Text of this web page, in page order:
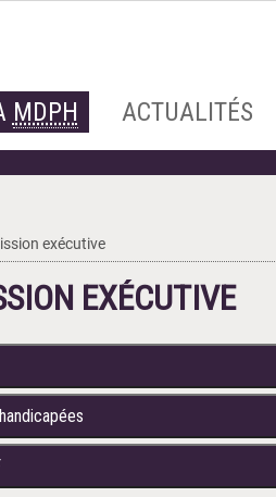
MDPH ACTUALITÉS
exécutive
EXÉCUTIVE